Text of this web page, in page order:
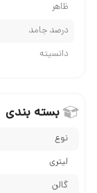
ظاهر
درصد جامد
دانسيته
بسته بندی
نوع
لیتری
گالن